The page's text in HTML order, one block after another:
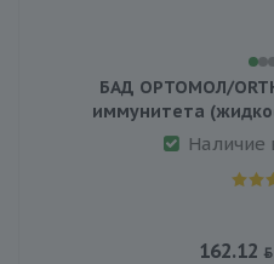
БАД ОРТОМОЛ/
иммунитета
Наличие
162.12